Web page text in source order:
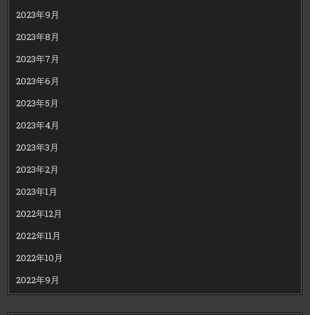
2023年9月
2023年8月
2023年7月
2023年6月
2023年5月
2023年4月
2023年3月
2023年2月
2023年1月
2022年12月
2022年11月
2022年10月
2022年9月